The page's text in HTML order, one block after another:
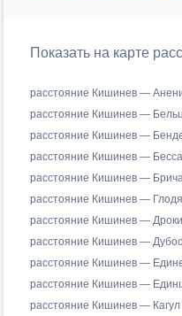
Показать на карте
расстояние Кишинев —
расстояние Кишинев —
расстояние Кишинев —
расстояние Кишинев —
расстояние Кишинев —
расстояние Кишинев —
расстояние Кишинев —
расстояние Кишинев —
расстояние Кишинев —
расстояние Кишинев —
расстояние Кишинев — Кагул